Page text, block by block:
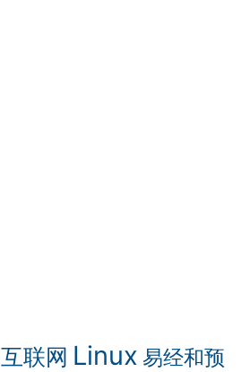
互联网 Linux 易经和预